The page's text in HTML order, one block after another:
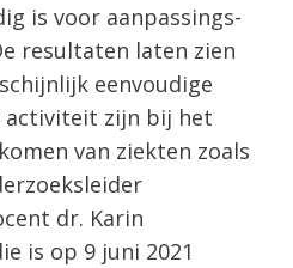
is voor aanpassings-
resultaten laten zien
eenvoudige
activiteit zijn bij het
van ziekten zoals
dr. Karin
is op 9 juni 2021